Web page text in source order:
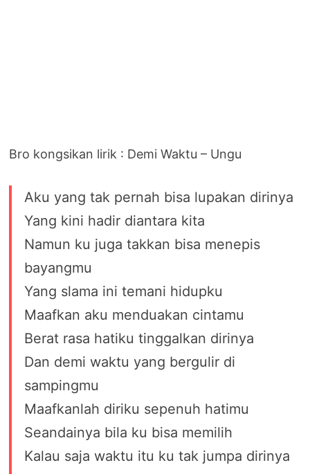
Bro kongsikan lirik : Demi Waktu – Ungu
Aku yang tak pernah bisa lupakan dirinya
Yang kini hadir diantara kita
Namun ku juga takkan bisa menepis
bayangmu
Yang slama ini temani hidupku
Maafkan aku menduakan cintamu
Berat rasa hatiku tinggalkan dirinya
Dan demi waktu yang bergulir di
sampingmu
Maafkanlah diriku sepenuh hatimu
Seandainya bila ku bisa memilih
Kalau saja waktu itu ku tak jumpa dirinya